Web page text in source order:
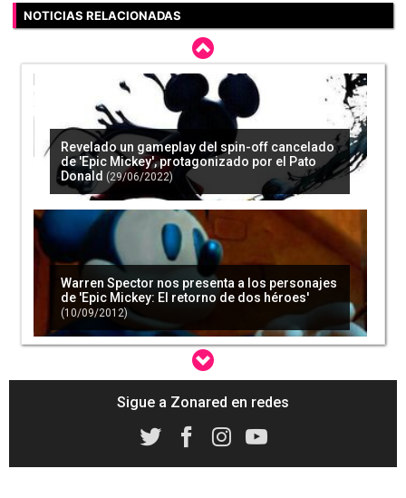
NOTICIAS RELACIONADAS
Revelado un gameplay del spin-off cancelado
de 'Epic Mickey', protagonizado por el Pato
Donald (29/06/2022)
Warren Spector nos presenta a los personajes
de 'Epic Mickey: El retorno de dos héroes'
(10/09/2012)
que nos ahorraremos casi 120 dolares
Sigue a Zonared en redes